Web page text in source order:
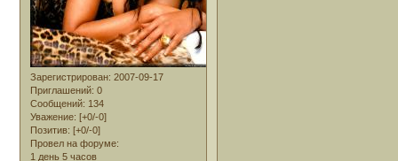
Зарегистрирован: 2007-09-17
Приглашений: 0
Сообщений: 134
Уважение: [+0/-0]
Позитив: [+0/-0]
Провел на форуме:
1 день 5 часов